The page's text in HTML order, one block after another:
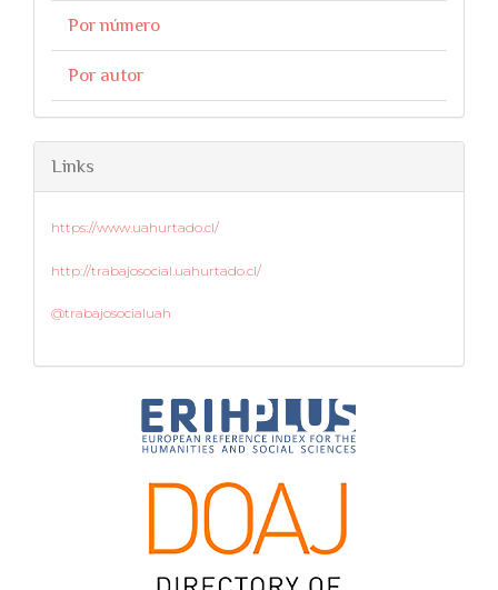
Por número
Por autor
Links
https://www.uahurtado.cl/
http://trabajosocial.uahurtado.cl/
@trabajosocialuah